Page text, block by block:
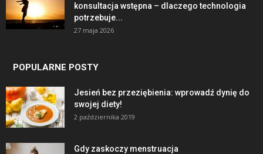
konsultacja wstępna – dlaczego technologia
potrzebuje...
27 maja 2026
POPULARNE POSTY
Jesień bez przeziębienia: wprowadź dynię do
swojej diety!
2 października 2019
Gdy zaskoczy menstruacja